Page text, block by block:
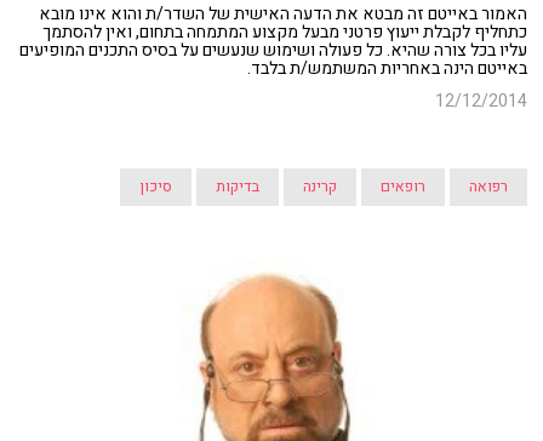
האמור באייטם זה מבטא את הדעה האישית של השדר/ת והוא אינו מובא
כתחליף לקבלת ייעוץ פרטני מבעל מקצוע המתמחה בתחום, ואין להסתמך
עליו בכל צורה שהיא. כל פעולה ושימוש שנעשים על בסיס התכנים המופיעים
באייטם הינה באחריות המשתמש/ת בלבד.
12/12/2014
רפואה רופאים קרינה בדיקות סיכון